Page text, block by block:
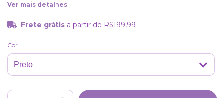
Ver mais detalhes
Frete grátis a partir de R$199,99
Cor